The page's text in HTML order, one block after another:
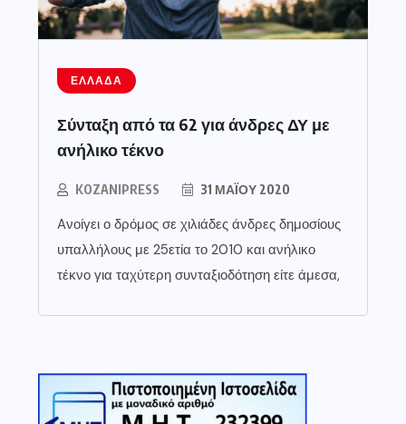
ΕΛΛΆΔΑ
Σύνταξη από τα 62 για άνδρες ΔΥ με
ανήλικο τέκνο
KOZANIPRESS 31 ΜΑΪ́ΟΥ 2020
Aνοίγει ο δρόμος σε χιλιάδες άνδρες δημοσίους
υπαλλήλους με 25ετία το 2010 και ανήλικο
τέκνο για ταχύτερη συνταξιοδότηση είτε άμεσα,